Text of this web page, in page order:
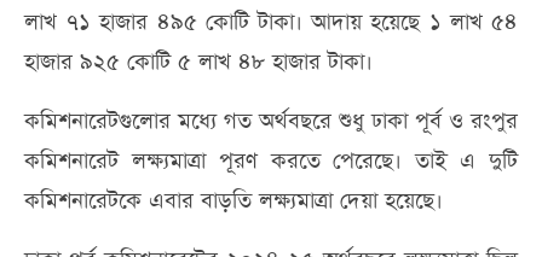
লাখ ৭১ হাজার ৪৯৫ কোটি টাকা। আদায় হয়েছে ১ লাখ ৫৪
হাজার ৯২৫ কোটি ৫ লাখ ৪৮ হাজার টাকা।
কমিশনারেটগুলোর মধ্যে গত অর্থবছরে শুধু ঢাকা পূর্ব ও রংপুর
কমিশনারেট লক্ষ্যমাত্রা পূরণ করতে পেরেছে। তাই এ দুটি
কমিশনারেটকে এবার বাড়তি লক্ষ্যমাত্রা দেয়া হয়েছে।